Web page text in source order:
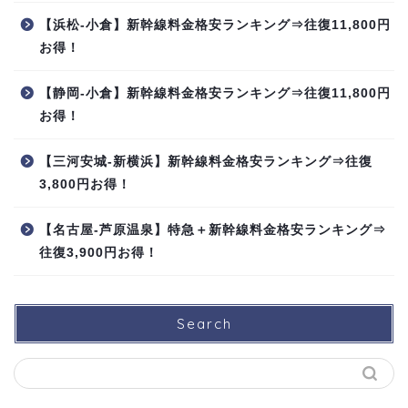
【浜松-小倉】新幹線料金格安ランキング⇒往復11,800円
お得！
【静岡-小倉】新幹線料金格安ランキング⇒往復11,800円
お得！
【三河安城-新横浜】新幹線料金格安ランキング⇒往復
3,800円お得！
【名古屋-芦原温泉】特急＋新幹線料金格安ランキング⇒
往復3,900円お得！
Search